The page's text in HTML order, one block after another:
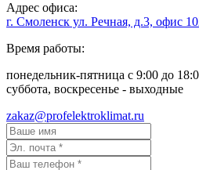
Адрес офиса:
г. Смоленск ул. Речная, д.3, офис
Время работы:
понедельник-пятница с 9:00 до
суббота, воскресенье - выходные
zakaz@profelektroklimat.ru